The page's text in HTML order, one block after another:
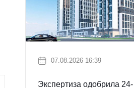
07.08.2026 16:39
Экспертиза одобрила 24-